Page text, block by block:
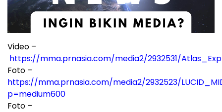
Video –
https://mma.prnasia.com/media2/2932531/
Foto –
https://mma.prnasia.com/media2/2932523/
p=medium600
Foto –